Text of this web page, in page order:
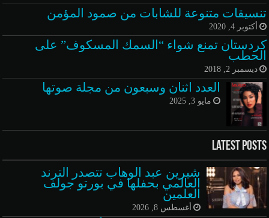
تنسيقات متنوعة للشابات من صمود المؤمن
أكتوبر 4, 2020
كردستان تمنع شواء “السمك المسكوف” على
الحطب
ديسمبر 2, 2018
العدد اثنان وسبعون من مجلة صوتها
مايو 3, 2025
Latest Posts
شيرين عبد الوهاب تتصدر الترند
العالمي بحفلها في بورتو جولف
العلمين
أغسطس 8, 2026